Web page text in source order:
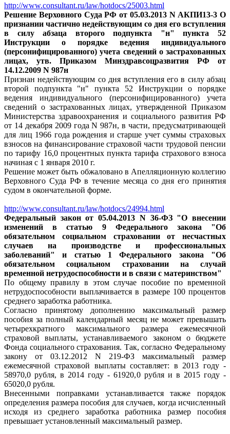
http://www.consultant.ru/law/hotdocs/25003.html
Решение Верховного Суда РФ от 05.03.2013 N АКПИ13-3 О
признании частично недействующим со дня его вступления
в силу абзаца второго подпункта "н" пункта 52
Инструкции о порядке ведения индивидуального
(персонифицированного) учета сведений о застрахованных
лицах, утв. Приказом Минздравсоцразвития РФ от
14.12.2009 N 987н
Признан недействующим со дня вступления его в силу абзац
второй подпункта "н" пункта 52 Инструкции о порядке
ведения индивидуального (персонифицированного) учета
сведений о застрахованных лицах, утвержденной Приказом
Министерства здравоохранения и социального развития РФ
от 14 декабря 2009 года N 987н, в части, предусматривающей
для лиц 1966 года рождения и старше учет суммы страховых
взносов на финансирование страховой части трудовой пенсии
по тарифу 16,0 процентных пункта тарифа страхового взноса
начиная с 1 января 2010 г.
Решение может быть обжаловано в Апелляционную коллегию
Верховного Суда РФ в течение месяца со дня его принятия
судом в окончательной форме.
http://www.consultant.ru/law/hotdocs/24994.html
Федеральный закон от 05.04.2013 N 36-ФЗ "О внесении
изменений в статью 9 Федерального закона "Об
обязательном социальном страховании от несчастных
случаев на производстве и профессиональных
заболеваний" и статью 1 Федерального закона "Об
обязательном социальном страховании на случай
временной нетрудоспособности и в связи с материнством"
По общему правилу в этом случае пособие по временной
нетрудоспособности выплачивается в размере 100 процентов
среднего заработка работника.
Согласно принятому дополнению максимальный размер
пособия за полный календарный месяц не может превышать
четырехкратного максимального размера ежемесячной
страховой выплаты, устанавливаемого законом о бюджете
Фонда социального страхования. Так, согласно Федеральному
закону от 03.12.2012 N 219-ФЗ максимальный размер
ежемесячной страховой выплаты составляет: в 2013 году -
58970,0 рубля, в 2014 году - 61920,0 рубля и в 2015 году -
65020,0 рубля.
Внесенными поправками устанавливается также порядок
определения размера пособия для случаев, когда исчисленный
исходя из среднего заработка работника размер пособия
превышает установленный максимальный размер.